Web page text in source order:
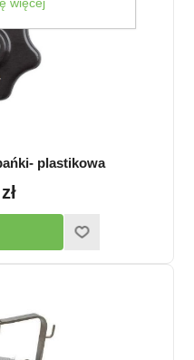
plastikowa